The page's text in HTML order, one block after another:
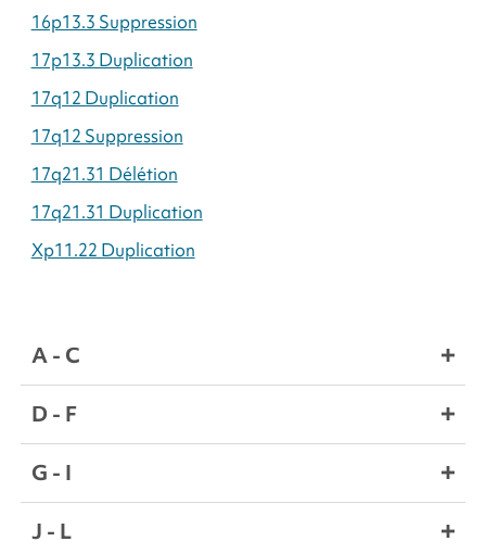
16p13.3 Suppression
17p13.3 Duplication
17q12 Duplication
17q12 Suppression
17q21.31 Délétion
17q21.31 Duplication
Xp11.22 Duplication
A - C
D - F
G - I
J - L